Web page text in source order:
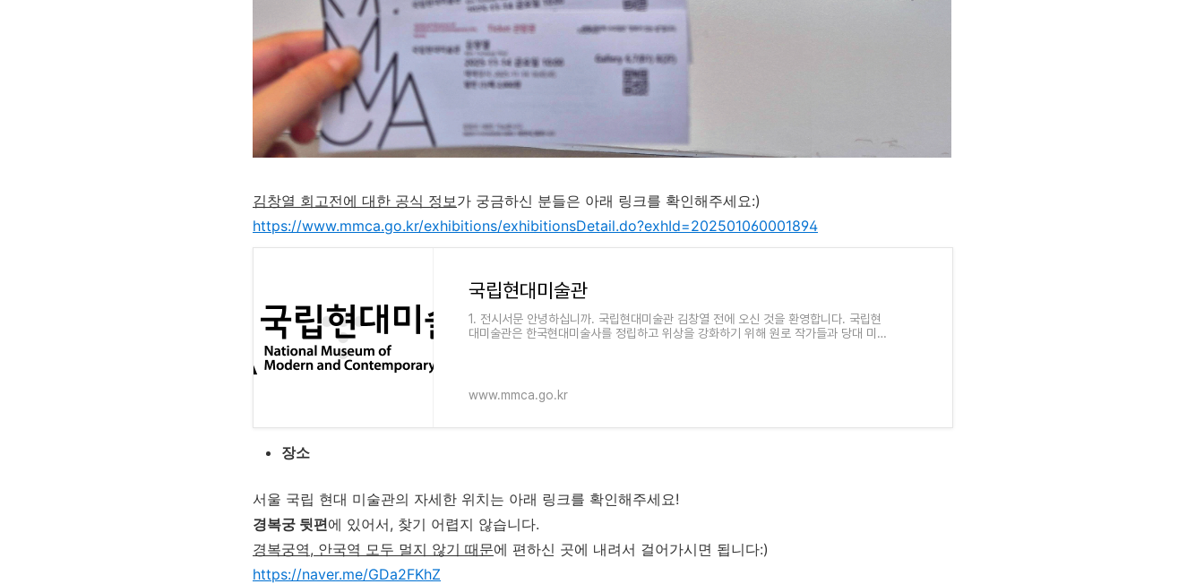
김창열 회고전에 대한 공식 정보가 궁금하신 분들은 아래 링크를 확인해주세요:)
https://www.mmca.go.kr/exhibitions/exhibitionsDetail.do?exhId=202501060001894
국립현대미술관
1. 전시서문 안녕하십니까. 국립현대미술관 김창열 전에 오신 것을 환영합니다. 국립현
대미술관은 한국현대미술사를 정립하고 위상을 강화하기 위해 원로 작가들과 당대 미
www.mmca.go.kr
장소
서울 국립 현대 미술관의 자세한 위치는 아래 링크를 확인해주세요!
경복궁 뒷편에 있어서, 찾기 어렵지 않습니다.
경복궁역, 안국역 모두 멀지 않기 때문에 편하신 곳에 내려서 걸어가시면 됩니다:)
https://naver.me/GDa2FKhZ